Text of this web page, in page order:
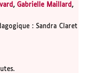
,Gabrielle Maillard,
: Sandra Claret